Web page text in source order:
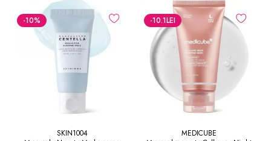
-10%
SKIN1004
-10.1LEI
MEDICUBE